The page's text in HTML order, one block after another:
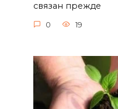
связан прежде
0 19